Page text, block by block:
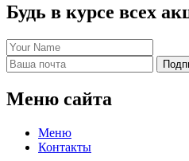
Будь в курсе всех
Меню сайта
Меню
Контакты